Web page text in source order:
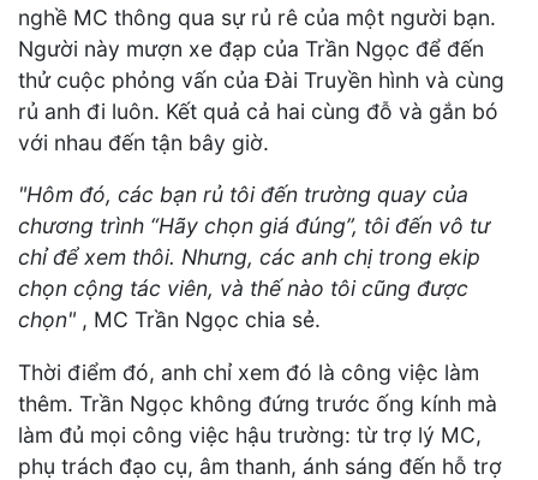
nghề MC thông qua sự rủ rê của một người bạn.
Người này mượn xe đạp của Trần Ngọc để đến
thử cuộc phỏng vấn của Đài Truyền hình và cùng
rủ anh đi luôn. Kết quả cả hai cùng đỗ và gắn bó
với nhau đến tận bây giờ.
"Hôm đó, các bạn rủ tôi đến trường quay của
chương trình “Hãy chọn giá đúng”, tôi đến vô tư
chỉ để xem thôi. Nhưng, các anh chị trong ekip
chọn cộng tác viên, và thế nào tôi cũng được
chọn" , MC Trần Ngọc chia sẻ.
Thời điểm đó, anh chỉ xem đó là công việc làm
thêm. Trần Ngọc không đứng trước ống kính mà
làm đủ mọi công việc hậu trường: từ trợ lý MC,
phụ trách đạo cụ, âm thanh, ánh sáng đến hỗ trợ